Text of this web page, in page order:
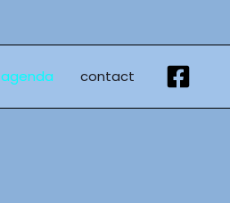
agenda contact